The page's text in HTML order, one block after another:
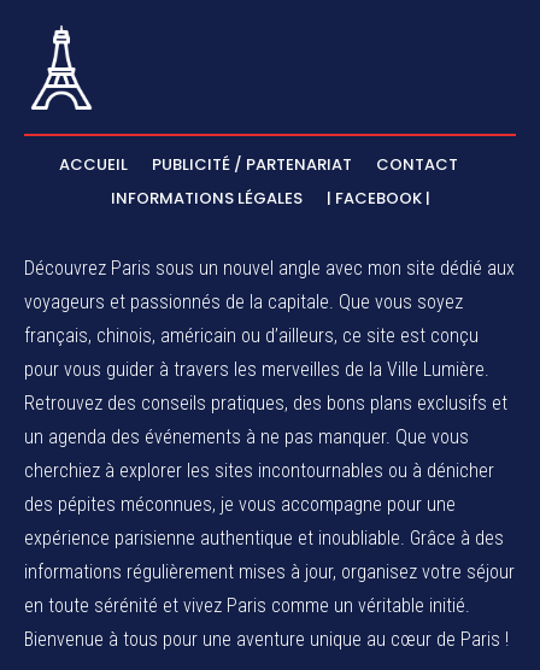
ACCUEIL PUBLICITÉ / PARTENARIAT
CONTACT
INFORMATIONS LÉGALES
| FACEBOOK |
Découvrez Paris sous un nouvel angle avec mon site dédié aux
voyageurs et passionnés de la capitale. Que vous soyez
français, chinois, américain ou d’ailleurs, ce site est conçu
pour vous guider à travers les merveilles de la Ville Lumière.
Retrouvez des conseils pratiques, des bons plans exclusifs et
un agenda des événements à ne pas manquer. Que vous
cherchiez à explorer les sites incontournables ou à dénicher
des pépites méconnues, je vous accompagne pour une
expérience parisienne authentique et inoubliable. Grâce à des
informations régulièrement mises à jour, organisez votre séjour
en toute sérénité et vivez Paris comme un véritable initié.
Bienvenue à tous pour une aventure unique au cœur de Paris !